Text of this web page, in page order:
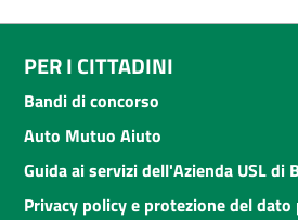
PER I CITTADINI
Bandi di concorso
Auto Mutuo Aiuto
Guida ai servizi dell'Azienda USL di
Privacy policy e protezione del dato